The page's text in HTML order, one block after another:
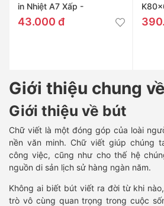
in Nhiệt A7 Xấp -
76x130mm
43.000 đ
Giới thiệu chung
Giới thiệu về bút
Chữ viết là một đóng góp của loài
nền văn minh. Chữ viết giúp chúng
công việc, cũng như cho thế hệ
nguồn di sản lịch sử hàng ngàn năm.
Không ai biết bút viết ra đời từ khi
trò vô cùng quan trọng trong cuộc